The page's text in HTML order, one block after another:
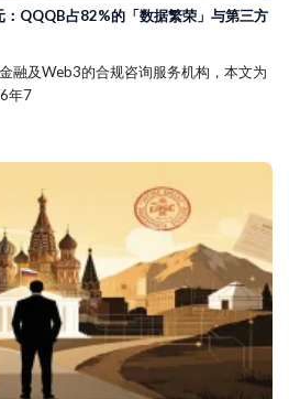
QQQB占82%的「数据繁荣」与第三方
融及Web3的合规咨询服务机构，本文为
年7